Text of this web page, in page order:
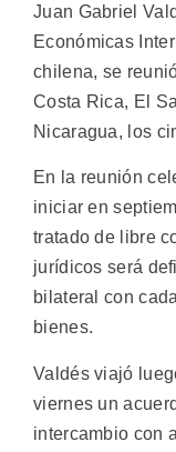
Juan Gabriel
Económicas
chilena, se
Costa Rica, El
Nicaragua, los
En la reunión
iniciar en
tratado de libre
jurídicos será
bilateral con
bienes.
Valdés viajó
viernes un
intercambio con